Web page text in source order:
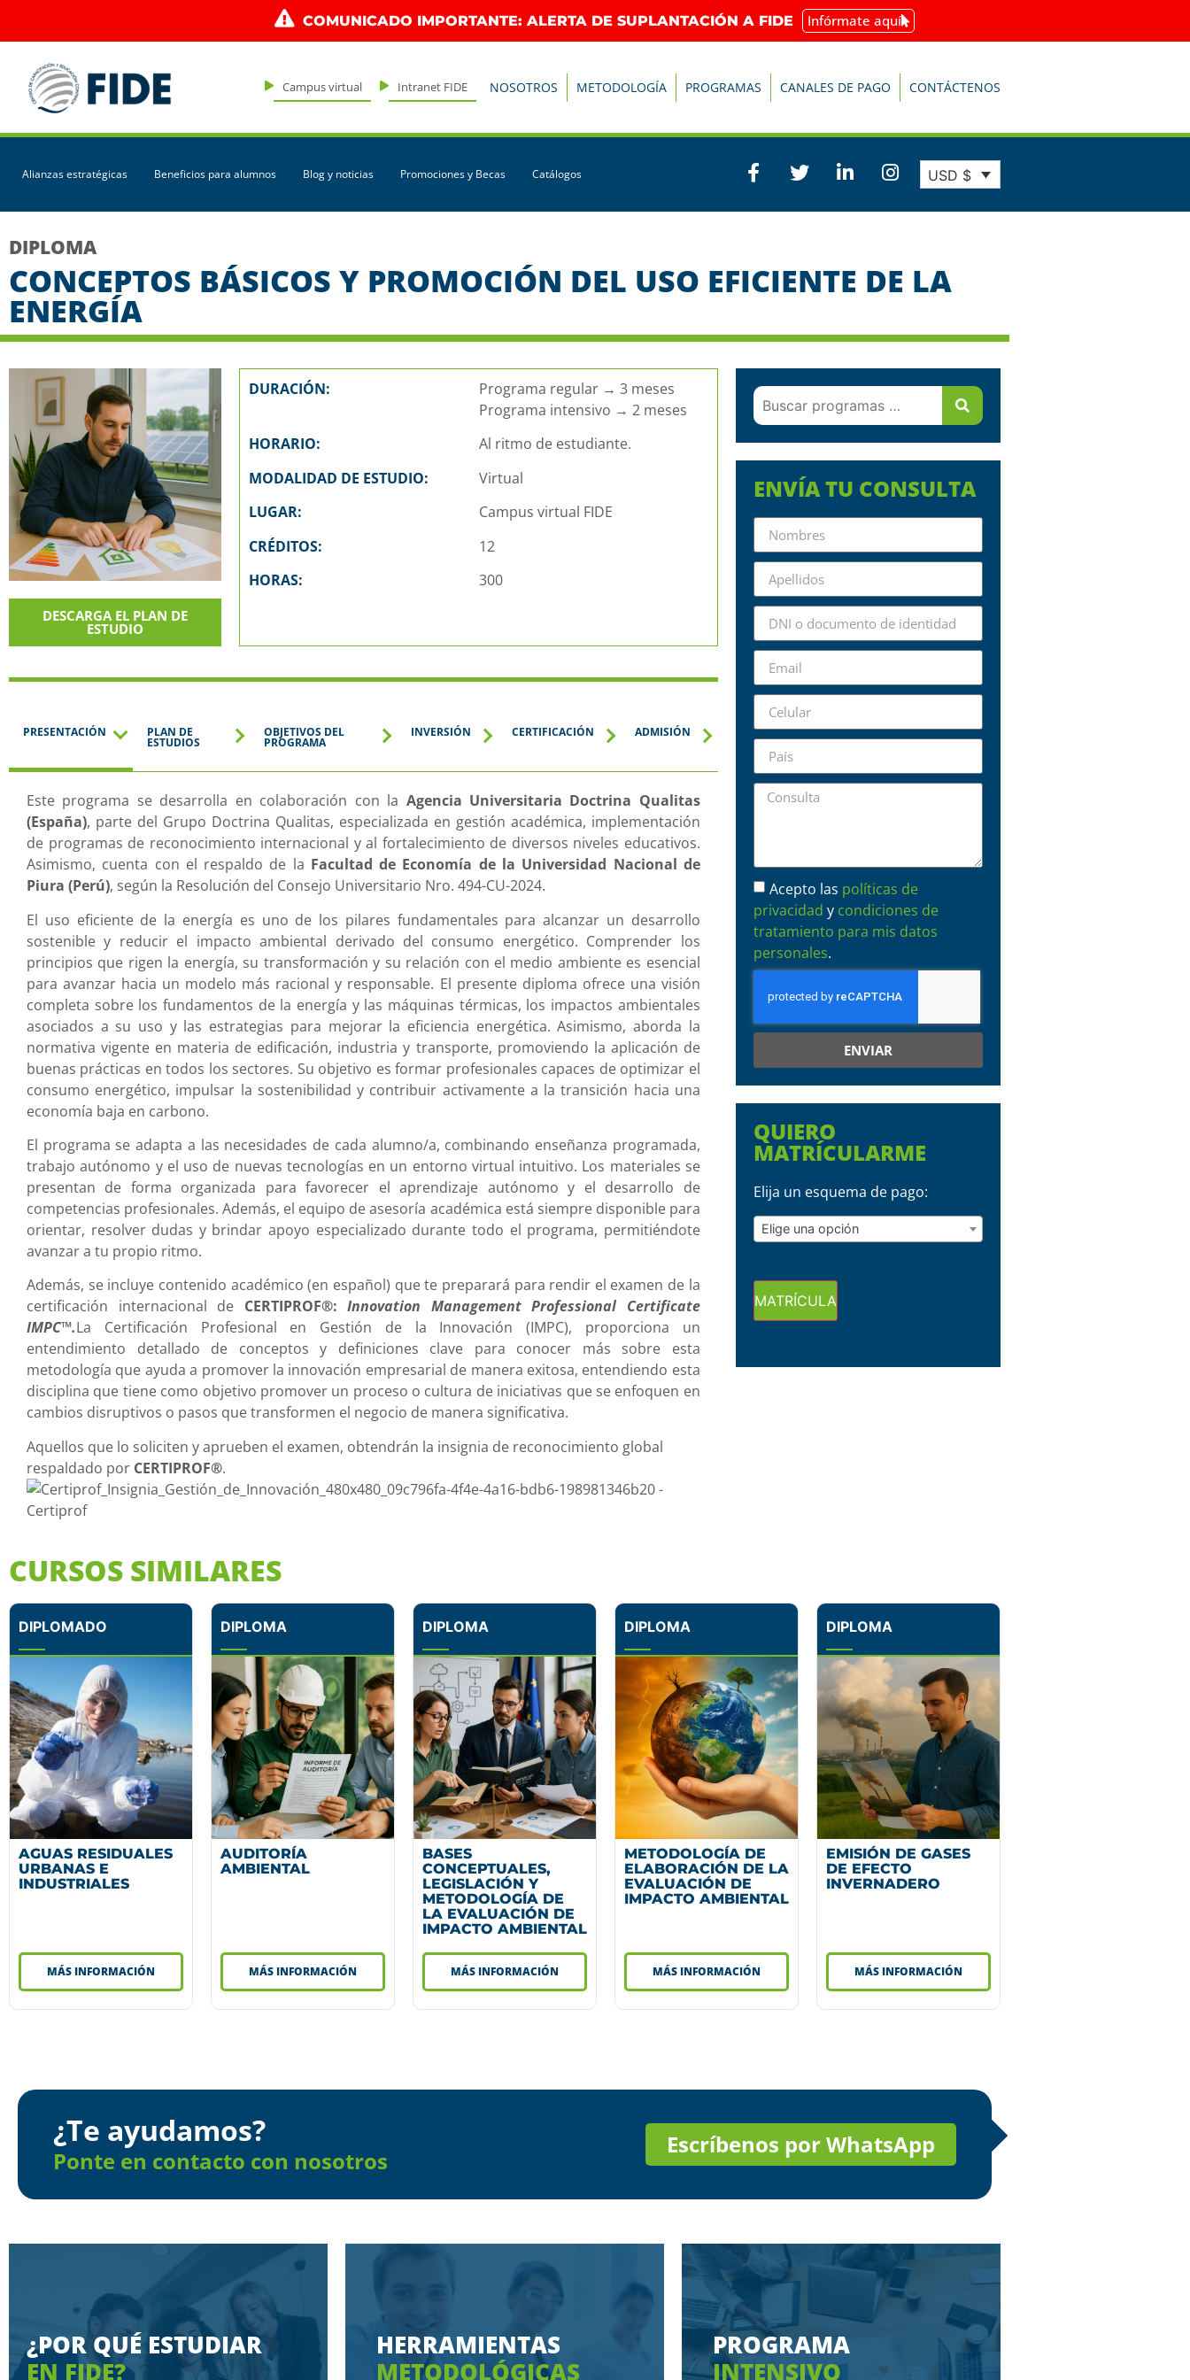
COMUNICADO IMPORTANTE: ALERTA DE SUPLANTACIÓN A FIDE Infórmate aquí
Campus virtual Intranet FIDE NOSOTROS METODOLOGÍA PROGRAMAS CANALES DE PAGO CONTÁCTENOS
Alianzas estratégicas Beneficios para alumnos Blog y noticias Promociones y Becas Catálogos USD $
DIPLOMA
CONCEPTOS BÁSICOS Y PROMOCIÓN DEL USO EFICIENTE DE LA
ENERGÍA
DESCARGA EL PLAN DE
ESTUDIO
DURACIÓN:
Programa regular → 3 meses
Programa intensivo → 2 meses
HORARIO:
Al ritmo de estudiante.
MODALIDAD DE ESTUDIO:
Virtual
LUGAR:
Campus virtual FIDE
CRÉDITOS:
12
HORAS:
300
PRESENTACIÓN PLAN DE
ESTUDIOS
OBJETIVOS DEL
PROGRAMA
INVERSIÓN CERTIFICACIÓN ADMISIÓN
Este programa se desarrolla en colaboración con la Agencia Universitaria Doctrina Qualitas
(España), parte del Grupo Doctrina Qualitas, especializada en gestión académica, implementación
de programas de reconocimiento internacional y al fortalecimiento de diversos niveles educativos.
Asimismo, cuenta con el respaldo de la Facultad de Economía de la Universidad Nacional de
Piura (Perú), según la Resolución del Consejo Universitario Nro. 494-CU-2024.
El uso eficiente de la energía es uno de los pilares fundamentales para alcanzar un desarrollo
sostenible y reducir el impacto ambiental derivado del consumo energético. Comprender los
principios que rigen la energía, su transformación y su relación con el medio ambiente es esencial
para avanzar hacia un modelo más racional y responsable. El presente diploma ofrece una visión
completa sobre los fundamentos de la energía y las máquinas térmicas, los impactos ambientales
asociados a su uso y las estrategias para mejorar la eficiencia energética. Asimismo, aborda la
normativa vigente en materia de edificación, industria y transporte, promoviendo la aplicación de
buenas prácticas en todos los sectores. Su objetivo es formar profesionales capaces de optimizar el
consumo energético, impulsar la sostenibilidad y contribuir activamente a la transición hacia una
economía baja en carbono.
El programa se adapta a las necesidades de cada alumno/a, combinando enseñanza programada,
trabajo autónomo y el uso de nuevas tecnologías en un entorno virtual intuitivo. Los materiales se
presentan de forma organizada para favorecer el aprendizaje autónomo y el desarrollo de
competencias profesionales. Además, el equipo de asesoría académica está siempre disponible para
orientar, resolver dudas y brindar apoyo especializado durante todo el programa, permitiéndote
avanzar a tu propio ritmo.
Además, se incluye contenido académico (en español) que te preparará para rendir el examen de la
certificación internacional de CERTIPROF®:Innovation Management Professional Certificate
IMPC™.La Certificación Profesional en Gestión de la Innovación (IMPC), proporciona un
entendimiento detallado de conceptos y definiciones clave para conocer más sobre esta
metodología que ayuda a promover la innovación empresarial de manera exitosa, entendiendo esta
disciplina que tiene como objetivo promover un proceso o cultura de iniciativas que se enfoquen en
cambios disruptivos o pasos que transformen el negocio de manera significativa.
Aquellos que lo soliciten y aprueben el examen, obtendrán la insignia de reconocimiento global
respaldado por CERTIPROF®.
ENVÍA TU CONSULTA
Acepto las políticas de
privacidad y condiciones de
tratamiento para mis datos
personales.
ENVIAR
QUIERO
MATRÍCULARME
Elija un esquema de pago:
Elige una opción
MATRÍCULA
CURSOS SIMILARES
DIPLOMADO
AGUAS RESIDUALES
URBANAS E
INDUSTRIALES
MÁS INFORMACIÓN
DIPLOMA
AUDITORÍA
AMBIENTAL
MÁS INFORMACIÓN
DIPLOMA
BASES
CONCEPTUALES,
LEGISLACIÓN Y
METODOLOGÍA DE
LA EVALUACIÓN DE
IMPACTO AMBIENTAL
MÁS INFORMACIÓN
DIPLOMA
METODOLOGÍA DE
ELABORACIÓN DE LA
EVALUACIÓN DE
IMPACTO AMBIENTAL
MÁS INFORMACIÓN
DIPLOMA
EMISIÓN DE GASES
DE EFECTO
INVERNADERO
MÁS INFORMACIÓN
¿Te ayudamos?
Ponte en contacto con nosotros
Escríbenos por WhatsApp
¿POR QUÉ ESTUDIAR
EN FIDE?
HERRAMIENTAS
METODOLÓGICAS
PROGRAMA
INTENSIVO